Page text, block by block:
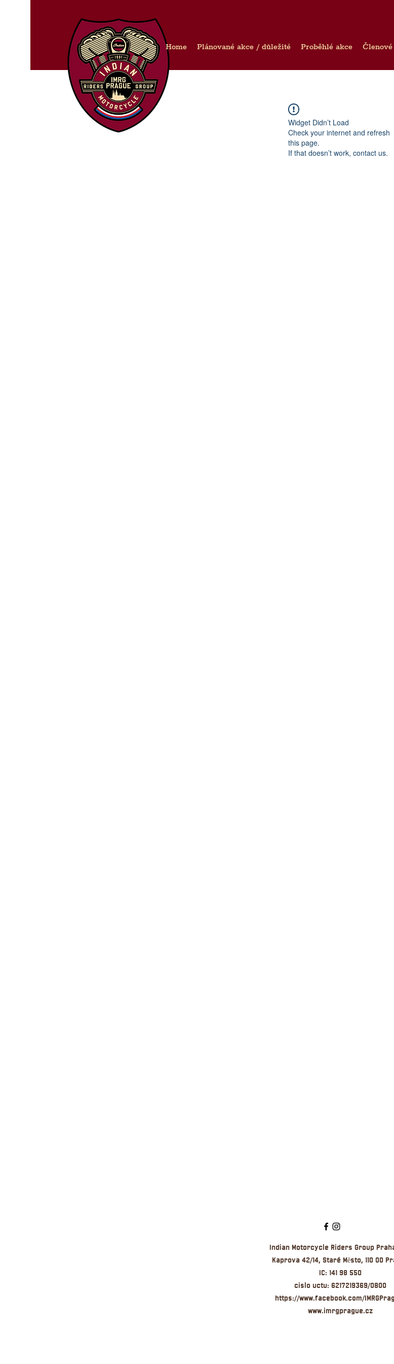
Home Plánované akce / důležité Proběhlé akce Členové
Widget Didn’t Load
Check your internet and refresh
this page.
If that doesn’t work, contact us.
Indian Motorcycle Riders Group
Kaprova 42/14, Staré Město, 110 00
IC: 141 98 550
cislo uctu: 6217219369/0800
https://www.facebook.com/
www.imrgprague.cz